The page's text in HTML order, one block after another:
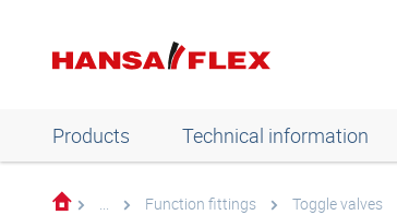
Products Technical information
... Function fittings Toggle valves